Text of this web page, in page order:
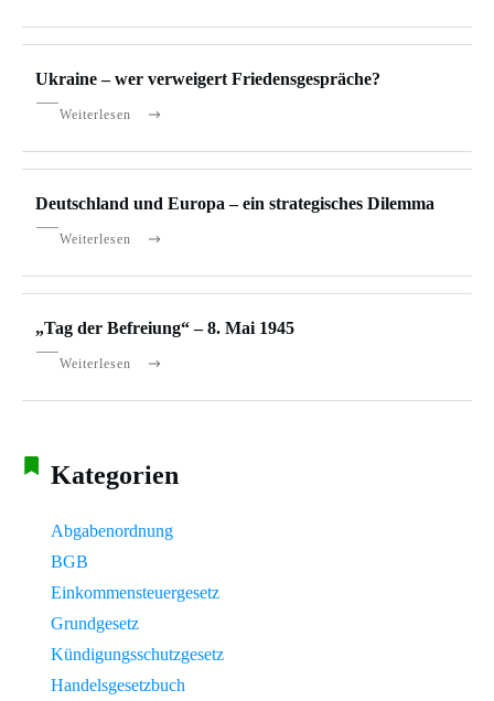
Ukraine – wer verweigert Friedensgespräche?
Weiterlesen
Deutschland und Europa – ein strategisches Dilemma
Weiterlesen
„Tag der Befreiung“ – 8. Mai 1945
Weiterlesen
Kategorien
Abgabenordnung
BGB
Einkommensteuergesetz
Grundgesetz
Kündigungsschutzgesetz
Handelsgesetzbuch